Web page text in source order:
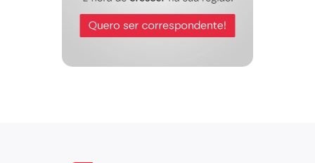
__________________________________
[Nome Advogado] – [OAB] [UF].